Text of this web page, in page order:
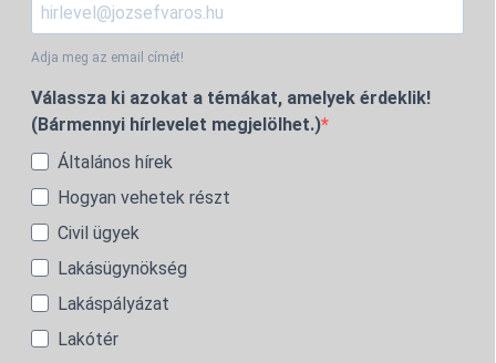
Adja meg az email címét!
Válassza ki azokat a témákat, amelyek érdeklik!
(Bármennyi hírlevelet megjelölhet.)
Általános hírek
Hogyan vehetek részt
Civil ügyek
Lakásügynökség
Lakáspályázat
Lakótér